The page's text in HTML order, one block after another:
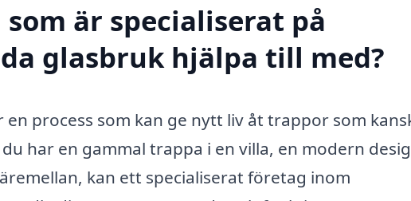
är specialiserat på
glasbruk hjälpa till med?
process som kan ge nytt liv åt trappor som
har en gammal trappa i en villa, en modern
kan ett specialiserat företag inom